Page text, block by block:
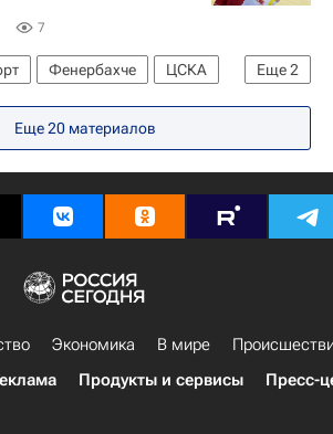
7
Еще2
Фенербахче
ЦСКА
Еще 20 материалов
Экономика В мире
Продукты и сервисы Пресс-